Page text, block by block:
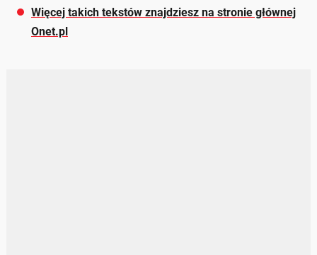
Więcej takich tekstów znajdziesz na stronie głównej
Onet.pl